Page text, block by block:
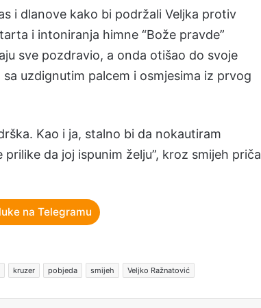
i dlanove kako bi podržali Veljka protiv
i intoniranja himne “Bože pravde”
sve pozdravio, a onda otišao do svoje
uzdignutim palcem i osmjesima iz prvog
Kao i ja, stalno bi da nokautiram
da joj ispunim želju”, kroz smijeh priča
na Telegramu
kruzer pobjeda smijeh Veljko Ražnatović